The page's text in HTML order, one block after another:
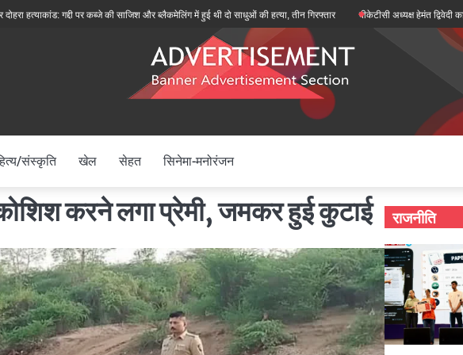
गद्दी पर कब्जे की साजिश और ब्लैकमेलिंग में हुई थी दो साधुओं की हत्या, तीन गिरफ्तार बीकेटीसी अध्यक्ष हेमंत द्विवेदी का
संस्कृति खेल सेहत सिनेमा-मनोरंजन
करने लगा प्रेमी, जमकर हुई कुटाई राजनीति